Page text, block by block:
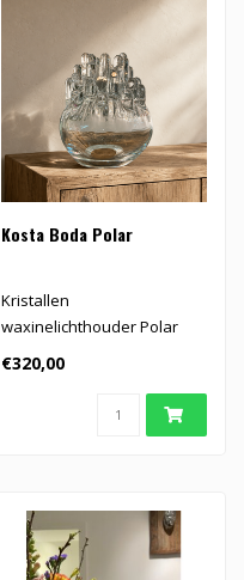
Kosta Boda Polar
Kristallen
waxinelichthouder Polar
exclusief van Kosta Boda
€320,00